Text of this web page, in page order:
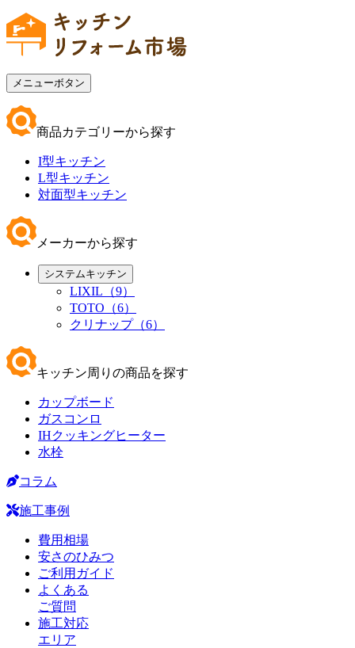
メニューボタン
商品カテゴリーから探す
I型キッチン
L型キッチン
対面型キッチン
メーカーから探す
システムキッチン
LIXIL（9）
TOTO（6）
クリナップ（6）
キッチン周りの商品を探す
カップボード
ガスコンロ
IHクッキングヒーター
水栓
コラム
施工事例
費用相場
安さのひみつ
ご利用ガイド
よくある
ご質問
施工対応
エリア